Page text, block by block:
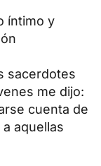
íntimo y
sacerdotes
me dijo:
cuenta de
aquellas